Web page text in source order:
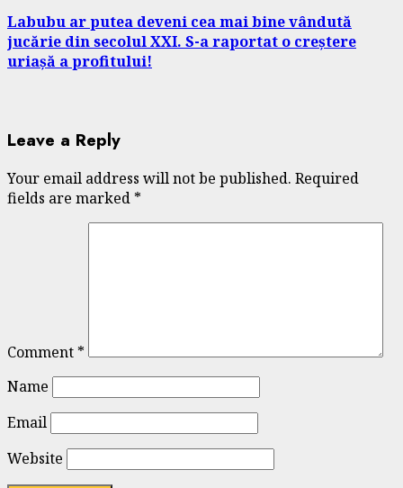
Labubu ar putea deveni cea mai bine vândută
jucărie din secolul XXI. S-a raportat o creștere
uriașă a profitului!
Leave a Reply
Your email address will not be published. Required
fields are marked *
Comment *
Name
Email
Website